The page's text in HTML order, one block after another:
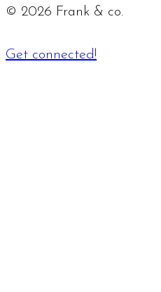
© 2026 Frank & co.
Get connected!